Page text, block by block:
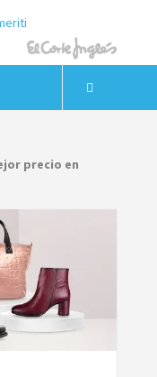
precio en